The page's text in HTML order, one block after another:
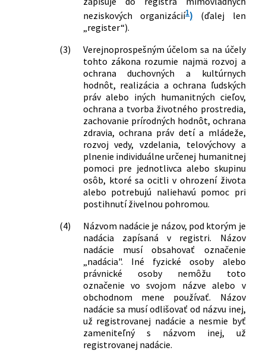
sporového poriadku, Civilného
mimosporového poriadku a Správneho
niektorých zákonov
279/2017 Z. z.
Zákon, ktorým sa mení a dopĺňa zákon
č. 483/2001 Z. z. o bankách a o zmene a
doplnení niektorých zákonov v znení
neskorších predpisov a ktorým sa
menia a dopĺňajú niektoré zákony
Zákon, ktorým sa mení a dopĺňa zákon
č. 297/2008 Z. z. o ochrane pred
legalizáciou príjmov z trestnej činnosti
a o ochrane pred financovaním
terorizmu a o zmene a doplnení
niektorých zákonov v znení neskorších
predpisov a ktorým sa menia a
dopĺňajú niektoré zákony
112/2018 Z. z.
Zákon o sociálnej ekonomike a
sociálnych podnikoch a o zmene a
doplnení niektorých zákonov
177/2018 Z. z.
Zákon o niektorých opatreniach na
znižovanie administratívnej záťaže
využívaním informačných systémov
verejnej správy a o zmene a doplnení
niektorých zákonov (zákon proti
byrokracii)
Zákon o registri mimovládnych
neziskových organizácií1) (ďalej len
„register“).
(3)
Verejnoprospešným účelom sa na účely
tohto zákona rozumie najmä rozvoj a
ochrana duchovných a kultúrnych
hodnôt, realizácia a ochrana ľudských
práv alebo iných humanitných cieľov,
ochrana a tvorba životného prostredia,
zachovanie prírodných hodnôt, ochrana
zdravia, ochrana práv detí a mládeže,
rozvoj vedy, vzdelania, telovýchovy a
plnenie individuálne určenej humanitnej
pomoci pre jednotlivca alebo skupinu
osôb, ktoré sa ocitli v ohrození života
alebo potrebujú naliehavú pomoc pri
postihnutí živelnou pohromou.
(4)
Názvom nadácie je názov, pod ktorým je
nadácia zapísaná v registri. Názov
nadácie musí obsahovať označenie
„nadácia". Iné fyzické osoby alebo
právnické osoby nemôžu toto
označenie vo svojom názve alebo v
obchodnom mene používať. Názov
nadácie sa musí odlišovať od názvu inej,
už registrovanej nadácie a nesmie byť
zameniteľný s názvom inej, už
registrovanej nadácie.